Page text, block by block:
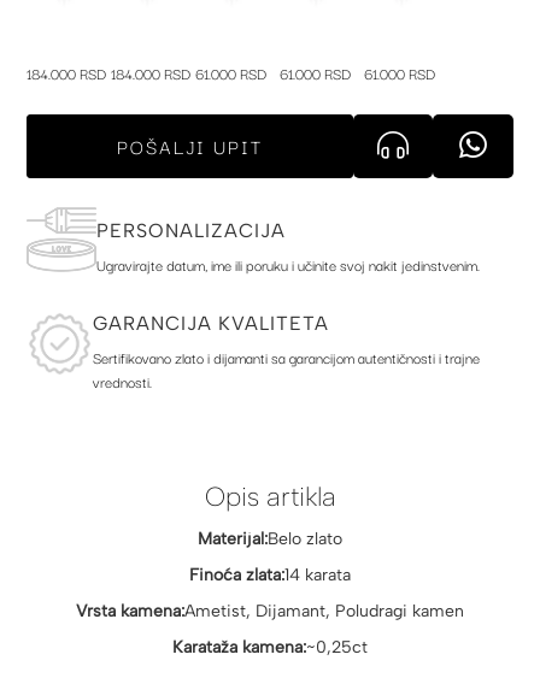
184.000 RSD 184.000 RSD 61.000 RSD 61.000 RSD 61.000 RSD
POŠALJI UPIT
PERSONALIZACIJA
Ugravirajte datum, ime ili poruku i učinite svoj nakit jedinstvenim.
GARANCIJA KVALITETA
Sertifikovano zlato i dijamanti sa garancijom autentičnosti i trajne
vrednosti.
Opis artikla
Materijal:Belo zlato
Finoća zlata:14 karata
Vrsta kamena:Ametist, Dijamant, Poludragi kamen
Karataža kamena:~0,25ct